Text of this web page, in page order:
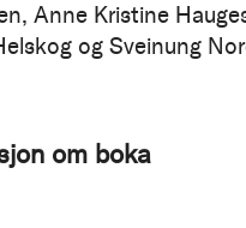
Anne Kristine
og Sveinung
om boka